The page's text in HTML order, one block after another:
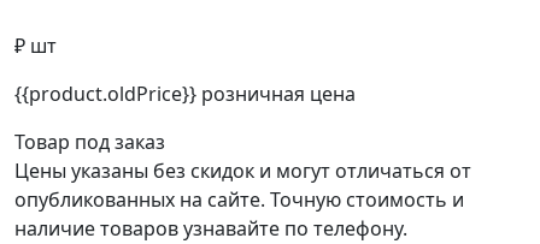
₽ шт
{{product.oldPrice}} розничная цена
Товар под заказ
Цены указаны без скидок и могут отличаться от
опубликованных на сайте. Точную стоимость и
наличие товаров узнавайте по телефону.